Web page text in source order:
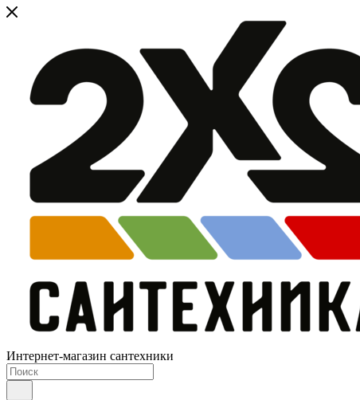
Интернет-магазин сантехники